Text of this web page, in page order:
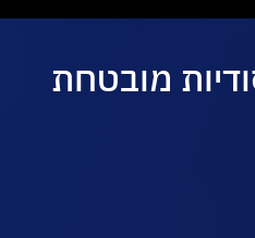
מובטחת